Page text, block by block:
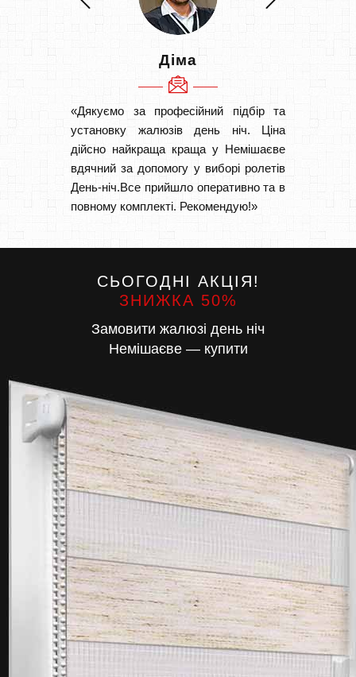
Діма
«Дякуємо за професійний підбір та
установку жалюзів день ніч. Ціна
дійсно найкраща краща у Немішаєве
вдячний за допомогу у виборі ролетів
День-ніч.Все прийшло оперативно та в
повному комплекті. Рекомендую!»
СЬОГОДНІ АКЦІЯ!
ЗНИЖКА 50%
Замовити жалюзі день ніч
Немішаєве — купити